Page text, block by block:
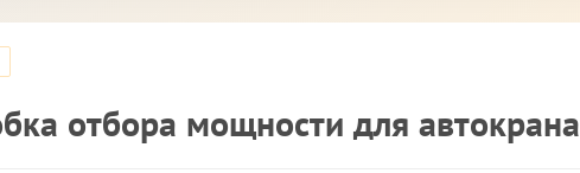
отбора мощности для автокрана